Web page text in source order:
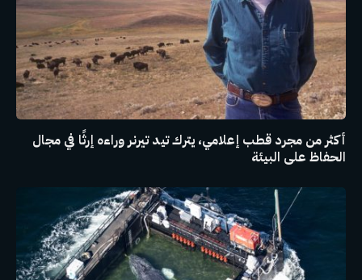
أكثر من مجرد قطب إعلامي، يترك تيد تيرنر وراءه إرثًا في مجال
الحفاظ على البيئة